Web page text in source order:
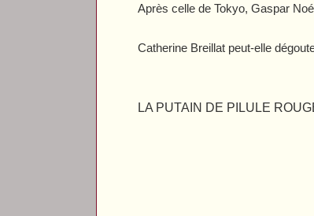
Après celle de Tokyo, Gaspar
Catherine Breillat peut-elle
LA PUTAIN DE PILULE